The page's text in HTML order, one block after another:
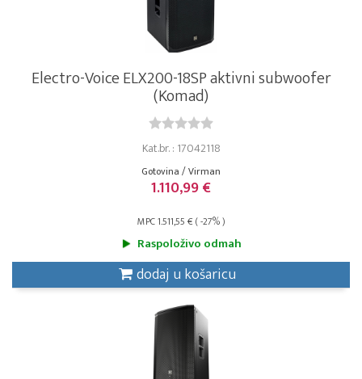
Electro-Voice ELX200-18SP aktivni subwoofer
(Komad)
Kat.br. : 17042118
Gotovina / Virman
1.110,99 €
MPC 1.511,55 € ( -27% )
Raspoloživo odmah
dodaj u košaricu